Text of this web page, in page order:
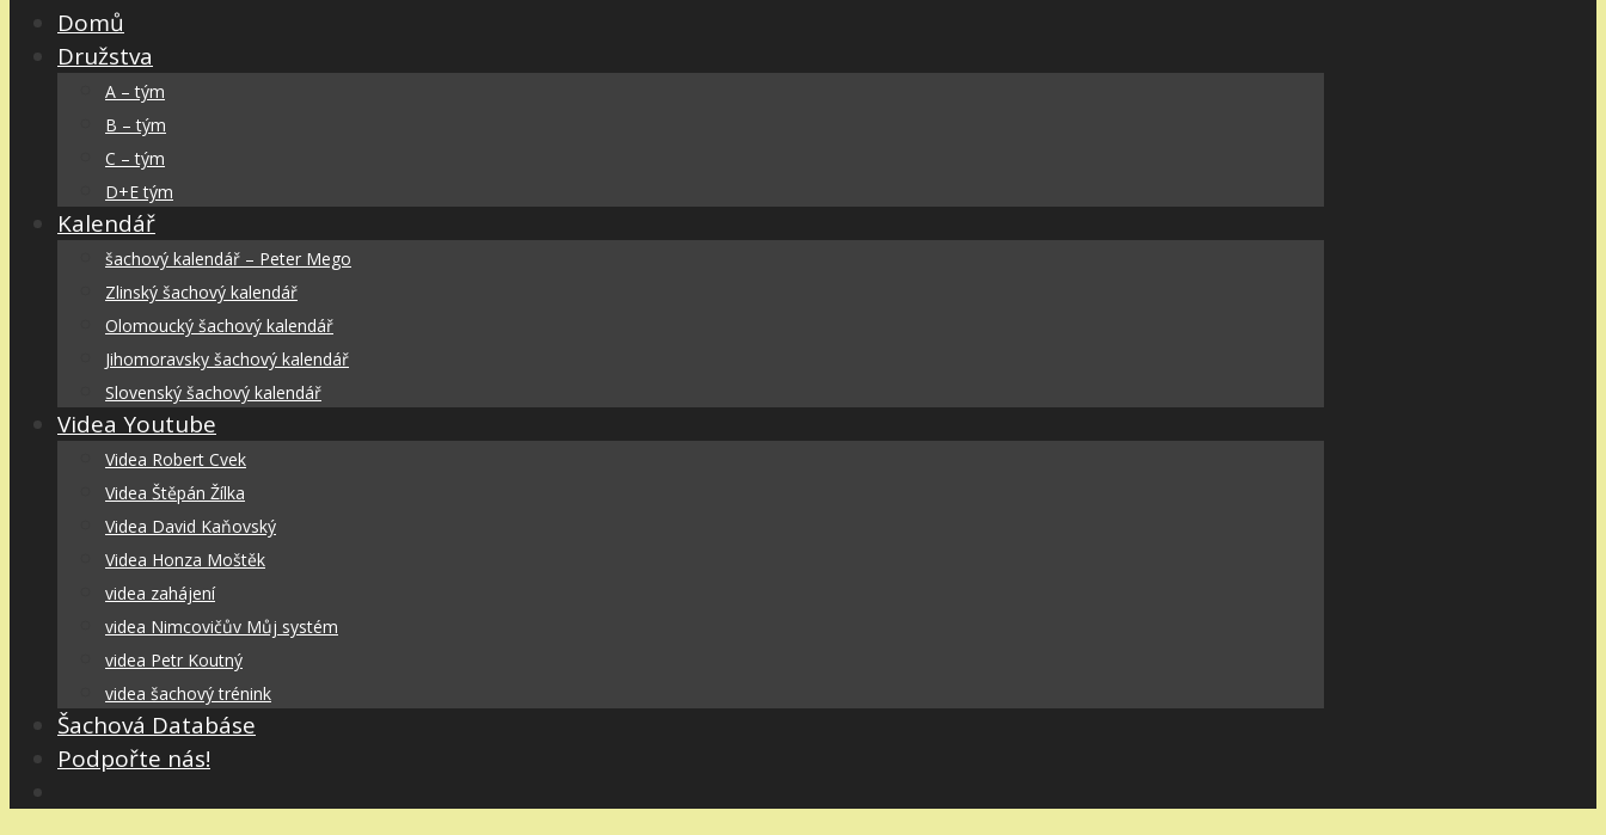
Domů
Družstva
A – tým
B – tým
C – tým
D+E tým
Kalendář
šachový kalendář – Peter Mego
Zlinský šachový kalendář
Olomoucký šachový kalendář
Jihomoravsky šachový kalendář
Slovenský šachový kalendář
Videa Youtube
Videa Robert Cvek
Videa Štěpán Žílka
Videa David Kaňovský
Videa Honza Moštěk
videa zahájení
videa Nimcovičův Můj systém
videa Petr Koutný
videa šachový trénink
Šachová Databáse
Podpořte nás!